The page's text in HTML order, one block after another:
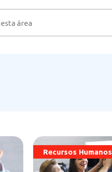
Recursos Humanos